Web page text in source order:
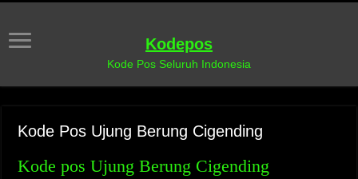
Kodepos
Kode Pos Seluruh Indonesia
Kode Pos Ujung Berung Cigending
Kode pos Ujung Berung Cigending